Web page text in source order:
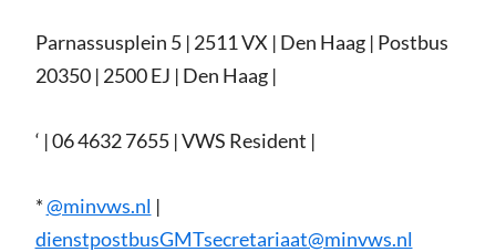
Parnassusplein 5 | 2511 VX | Den Haag | Postbus
20350 | 2500 EJ | Den Haag |
‘ | 06 4632 7655 | VWS Resident |
*@minvws.nl |
dienstpostbusGMTsecretariaat@minvws.nl